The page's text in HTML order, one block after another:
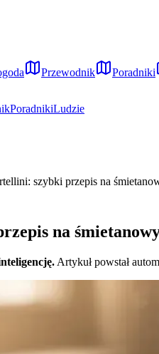
Przewodnik Poradniki
PoradnikiLudzie
szybki przepis na
na
Artykuł powstał